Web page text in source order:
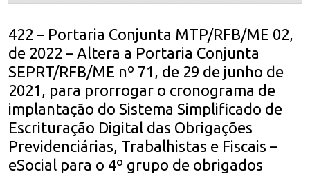
422 – Portaria Conjunta MTP/RFB/ME 02,
de 2022 – Altera a Portaria Conjunta
SEPRT/RFB/ME nº 71, de 29 de junho de
2021, para prorrogar o cronograma de
implantação do Sistema Simplificado de
Escrituração Digital das Obrigações
Previdenciárias, Trabalhistas e Fiscais –
eSocial para o 4º grupo de obrigados